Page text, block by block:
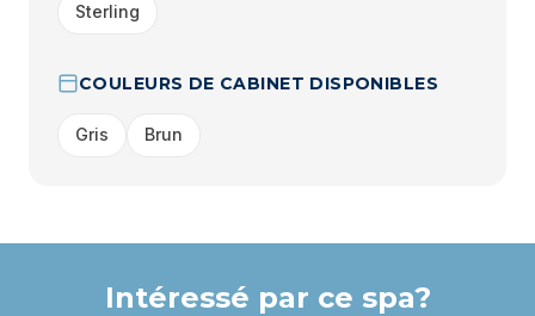
Sterling
COULEURS DE CABINET DISPONIBLES
Gris Brun
Intéressé par ce spa?